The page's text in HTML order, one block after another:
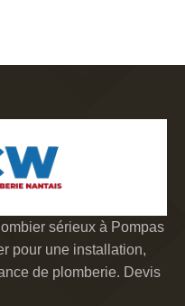
sérieux à Pompas
pour une installation,
de plomberie. Devis